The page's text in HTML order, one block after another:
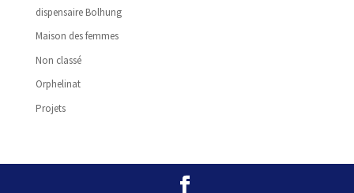
dispensaire Bolhung
Maison des femmes
Non classé
Orphelinat
Projets